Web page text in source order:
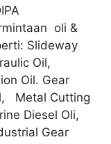
oli &
Slideway
Oil,
Oil. Gear
Metal Cutting
Diesel Oli,
Gear